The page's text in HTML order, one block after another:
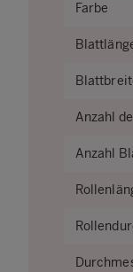
Farbe
Anzahl
Anzahl